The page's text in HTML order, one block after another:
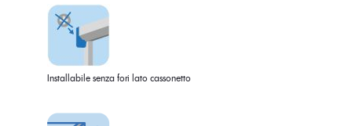
Installabile senza fori lato cassonetto